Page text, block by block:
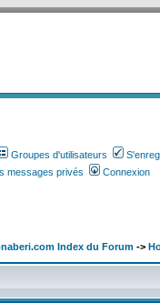
Groupes d'utilisateurs
messages privés Connexion
Index du Forum ->